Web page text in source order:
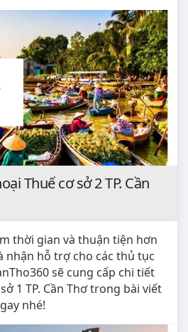
Thuế cơ sở 2 TP. Cần
thời gian và thuận tiện hơn
nhận hỗ trợ cho các thủ tục
sẽ cung cấp chi tiết
1 TP. Cần Thơ trong bài viết
nhé!